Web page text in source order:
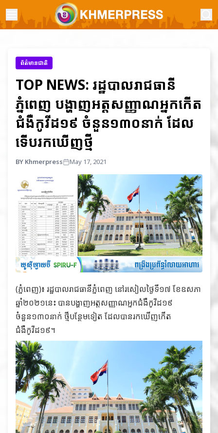
ព័ត៌មានជាតិ
TOP NEWS: រដ្ឋបាលរាជធានី
ភ្នំពេញ បង្ហាញអត្តសញ្ញាណអ្នកកើត
ជំងឺកូវីដ១៩ ចំនួន១៣០នាក់ ដែល
ទើបរកឃើញថ្មី
BY Khmerpress May 17, 2021
(ភ្នំពេញ)៖ រដ្ឋបាលរាជធានីភ្នំពេញ នៅរសៀលថ្ងៃទី១៧ ខែឧសភា
ឆ្នាំ២០២១នេះ បានបង្ហាញអត្តសញ្ញាណអ្នកជំងឺកូវីដ១៩
ចំនួន១៣០នាក់ ថ្មីបន្ថែមទៀត ដែលបានរកឃើញកើត
ជំងឺកូវីដ១៩។